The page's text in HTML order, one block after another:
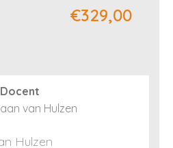
€329,00
Docent
van Hulzen